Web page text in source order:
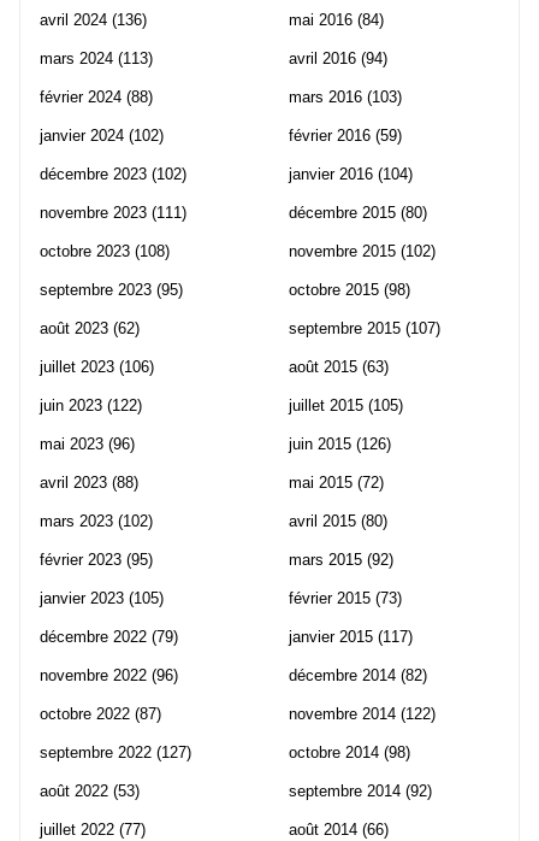
avril 2024 (136)
mars 2024 (113)
février 2024 (88)
janvier 2024 (102)
décembre 2023 (102)
novembre 2023 (111)
octobre 2023 (108)
septembre 2023 (95)
août 2023 (62)
juillet 2023 (106)
juin 2023 (122)
mai 2023 (96)
avril 2023 (88)
mars 2023 (102)
février 2023 (95)
janvier 2023 (105)
décembre 2022 (79)
novembre 2022 (96)
octobre 2022 (87)
septembre 2022 (127)
août 2022 (53)
juillet 2022 (77)
mai 2016 (84)
avril 2016 (94)
mars 2016 (103)
février 2016 (59)
janvier 2016 (104)
décembre 2015 (80)
novembre 2015 (102)
octobre 2015 (98)
septembre 2015 (107)
août 2015 (63)
juillet 2015 (105)
juin 2015 (126)
mai 2015 (72)
avril 2015 (80)
mars 2015 (92)
février 2015 (73)
janvier 2015 (117)
décembre 2014 (82)
novembre 2014 (122)
octobre 2014 (98)
septembre 2014 (92)
août 2014 (66)